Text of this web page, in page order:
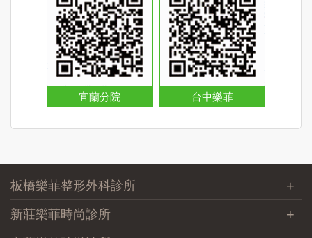
宜蘭分院 台中樂菲
板橋樂菲整形外科診所
新莊樂菲時尚診所